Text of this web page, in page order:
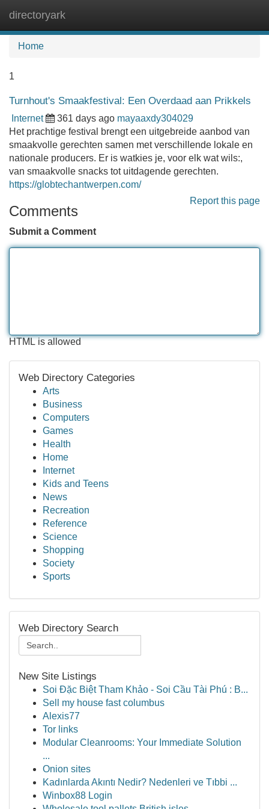
directoryark
Home
1
Turnhout's Smaakfestival: Een Overdaad aan Prikkels
Internet 361 days ago mayaaxdy304029
Het prachtige festival brengt een uitgebreide aanbod van
smaakvolle gerechten samen met verschillende lokale en
nationale producers. Er is watkies je, voor elk wat wils:,
van smaakvolle snacks tot uitdagende gerechten.
https://globtechantwerpen.com/
Report this page
Comments
Submit a Comment
HTML is allowed
Web Directory Categories
Arts
Business
Computers
Games
Health
Home
Internet
Kids and Teens
News
Recreation
Reference
Science
Shopping
Society
Sports
Web Directory Search
New Site Listings
Soi Đặc Biệt Tham Khảo - Soi Cầu Tài Phú : B...
Sell my house fast columbus
Alexis77
Tor links
Modular Cleanrooms: Your Immediate Solution
...
Onion sites
Kadınlarda Akıntı Nedir? Nedenleri ve Tıbbi ...
Winbox88 Login